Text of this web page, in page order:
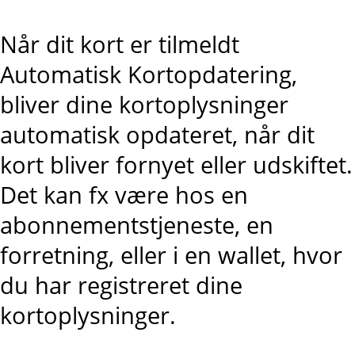
Når dit kort er tilmeldt
Automatisk Kortopdatering,
bliver dine kortoplysninger
automatisk opdateret, når dit
kort bliver fornyet eller udskiftet.
Det kan fx være hos en
abonnementstjeneste, en
forretning, eller i en wallet, hvor
du har registreret dine
kortoplysninger.